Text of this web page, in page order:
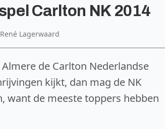
Carlton NK 2014
Lagerwaard
de Carlton Nederlandse
kijkt, dan mag de NK
want de meeste toppers hebben